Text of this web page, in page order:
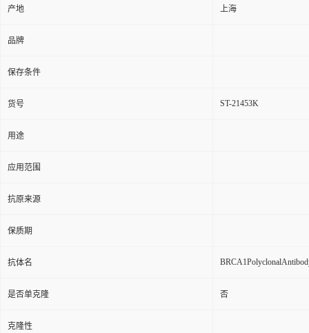
产地 上海
品牌
保存条件
货号 ST-21453K
用途
应用范围
抗原来源
保质期
抗体名
是否单克隆 否
克隆性